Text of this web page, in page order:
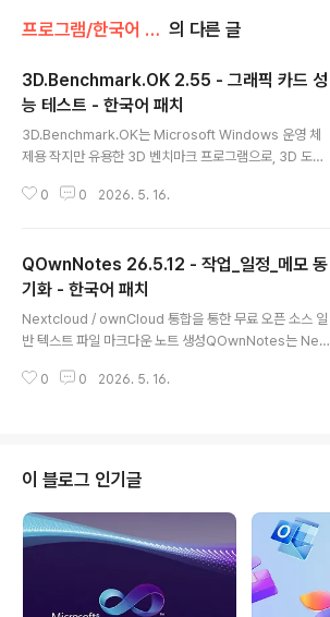
프로그램/한국어 패치 의 다른 글
3D.Benchmark.OK 2.55 - 그래픽 카드 성
능 테스트 - 한국어 패치
3D.Benchmark.OK는 Microsoft Windows 운영 체
제용 작지만 유용한 3D 벤치마크 프로그램으로, 3D 도구
mark.OK는 그래픽 카드 성능을 효과적으로 테스트할 수
드시 크거나 복잡할 필요는 없다는 것을 보여줍니다!특히
새로 구입한 그래픽 카드나 새 드라이버를 설치한 후에는
성능 향상 여부를 확인하기 위해 값을 비교해 볼 수 있습니
다. 테스트는 단 65초밖에 걸리지 않으며, 화면 끊김 현상
성능이 낮은 그래픽 카드도 원활하게 테스트할 수 있도록
0 0 2026. 5. 16.
QOwnNotes 26.5.12 - 작업_일정_메모 동
기화 - 한국어 패치
Nextcloud / ownCloud 통합을 통한 무료 오픈 소스 일
반 텍스트 파일 마크다운 노트 생성QOwnNotes는 Next
inux, macOS 및 Windows용 마크다운 지원 및 작업관
같은 모바일 장치에서 생각을 편집하거나 검색할 수 있습
니다.노트는 일반 텍스트 마크다운 파일로 저장되며 Next
cloud의 파일 동기화 기능과 동기화됩니다. 물론 Syncin
g 또는 Dropbox와 같은 다른 소프트웨어도 사용할 수 있
0 0 2026. 5. 16.
이 블로그 인기글